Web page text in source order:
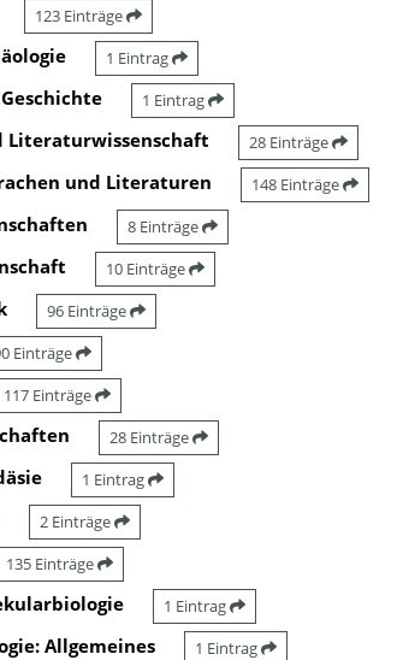
123 Einträge
1 Eintrag
1 Eintrag
Literaturwissenschaft 28 Einträge
und Literaturen 148 Einträge
8 Einträge
10 Einträge
96 Einträge
Einträge
117 Einträge
28 Einträge
1 Eintrag
2 Einträge
135 Einträge
1 Eintrag
Allgemeines 1 Eintrag